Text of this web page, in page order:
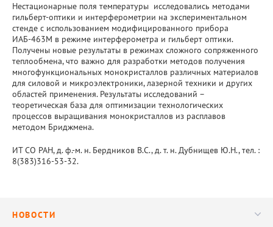
Нестационарные поля температуры исследовались методами
гильберт-оптики и интерферометрии на экспериментальном
стенде с использованием модифицированного прибора
ИАБ-463М в режиме интерферометра и гильберт оптики.
Получены новые результаты в режимах сложного сопряженного
теплообмена, что важно для разработки методов получения
многофункциональных монокристаллов различных материалов
для силовой и микроэлектроники, лазерной техники и других
областей применения. Результаты исследований –
теоретическая база для оптимизации технологических
процессов выращивания монокристаллов из расплавов
методом Бриджмена.
ИТ СО РАН, д. ф.-м. н. Бердников В.С., д. т. н. Дубнищев Ю.Н., тел. :
8(383)316-53-32.
НОВОСТИ